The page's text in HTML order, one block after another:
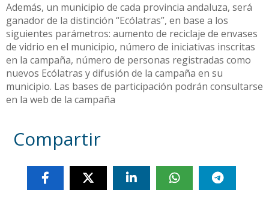
Además, un municipio de cada provincia andaluza, será
ganador de la distinción “Ecólatras”, en base a los
siguientes parámetros: aumento de reciclaje de envases
de vidrio en el municipio, número de iniciativas inscritas
en la campaña, número de personas registradas como
nuevos Ecólatras y difusión de la campaña en su
municipio. Las bases de participación podrán consultarse
en la web de la campaña
Compartir